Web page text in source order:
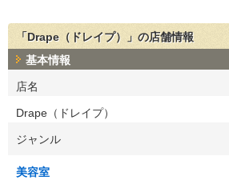
「Drape（ドレイプ）」の店舗情報
基本情報
店名
Drape（ドレイプ）
ジャンル
美容室